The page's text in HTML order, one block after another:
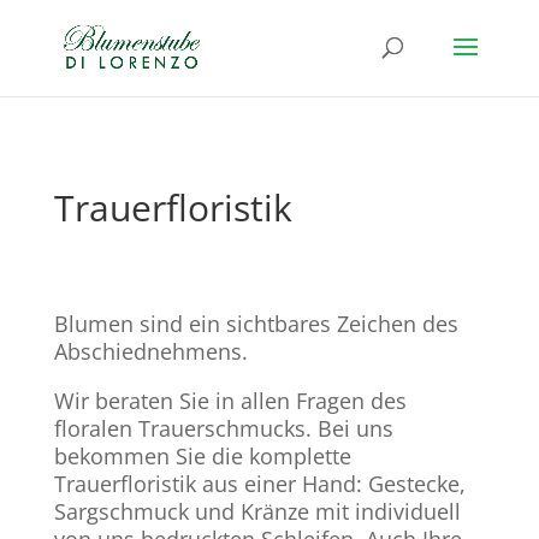
Trauerfloristik
Blumen sind ein sichtbares Zeichen des
Abschiednehmens.
Wir beraten Sie in allen Fragen des
floralen Trauerschmucks. Bei uns
bekommen Sie die komplette
Trauerfloristik aus einer Hand: Gestecke,
Sargschmuck und Kränze mit individuell